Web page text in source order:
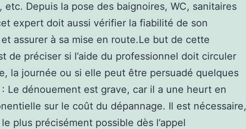
etc. Depuis la pose des baignoires, WC, sanitaires
expert doit aussi vérifier la fiabilité de son
assurer à sa mise en route.Le but de cette
de préciser si l’aide du professionnel doit circuler
la journée ou si elle peut être persuadé quelques
Le dénouement est grave, car il a une heurt en
sur le coût du dépannage. Il est nécessaire,
le plus précisément possible dès l’appel